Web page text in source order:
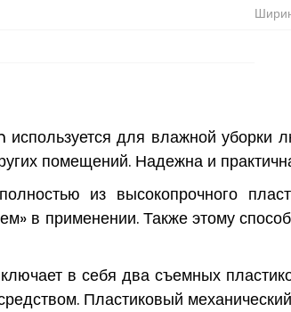
для влажной
помещений. Надежна и
из высокопрочного
в применении. Также этому
в себя два съемных
Пластиковый